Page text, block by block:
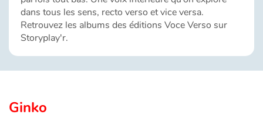
Prix
dans tous les sens, recto verso et vice versa.
Retrouvez les albums des éditions Voce Verso sur
Storyplay'r.
Ginko